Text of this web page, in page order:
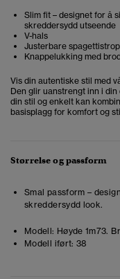
Slim fit – designet for å
skreddersydd utseende
V-hals
Justerbare
Knappelukking med
Vis din autentiske stil med
Den glir uanstrengt inn i
din stil og enkelt kan
basisplagg for komfort og
Størrelse og passform
Smal passform –
skreddersydd look.
Modell: Høyde 1m73.
Modell iført: 38